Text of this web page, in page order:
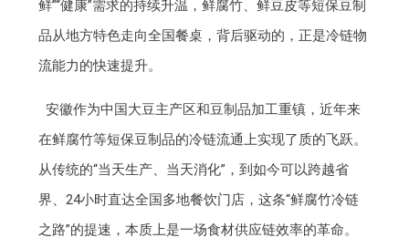
鲜”“健康”需求的持续升温，鲜腐竹、鲜豆皮等短保豆制
品从地方特色走向全国餐桌，背后驱动的，正是冷链物
流能力的快速提升。
安徽作为中国大豆主产区和豆制品加工重镇，近年来
在鲜腐竹等短保豆制品的冷链流通上实现了质的飞跃。
从传统的“当天生产、当天消化”，到如今可以跨越省
界、24小时直达全国多地餐饮门店，这条“鲜腐竹冷链
之路”的提速，本质上是一场食材供应链效率的革命。